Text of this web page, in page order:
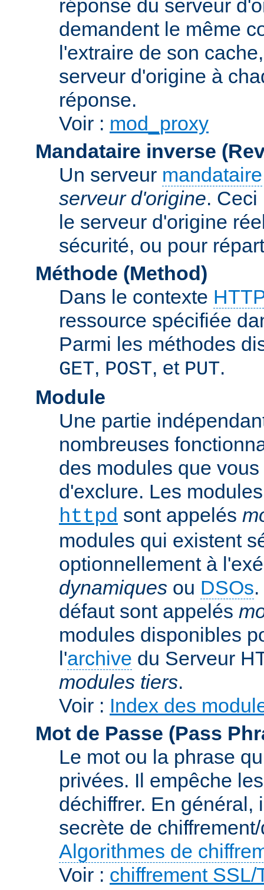
réponse du serveur
demandent le même
l'extraire de son
serveur d'origine à
réponse.
Voir : mod_proxy
Mandataire inverse
Un serveur mandataire
serveur d'origine.
le serveur d'origine
sécurité, ou pour
Méthode (Method)
Dans le contexte HTTP
ressource spécifiée
Parmi les méthodes
GET, POST, et PUT.
Module
Une partie
nombreuses
des modules que
d'exclure. Les
httpd sont appelés
modules qui existent
optionnellement à
dynamiques ou DSOs
défaut sont appelés
modules disponibles
l'archive du Serveur
modules tiers.
Voir : Index des
Mot de Passe (Pass
Le mot ou la phrase
privées. Il empêche
déchiffrer. En général,
secrète de
Algorithmes de
Voir : chiffrement SSL/